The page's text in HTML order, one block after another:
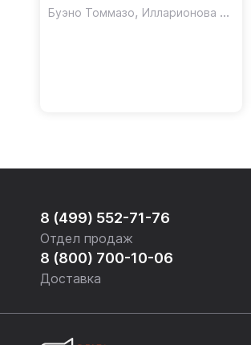
восстановитель знаний /
Буэно Томмазо, Илларионова Александра Львовна
8 (499) 552-71-76
Отдел продаж
8 (800) 700-10-06
Доставка